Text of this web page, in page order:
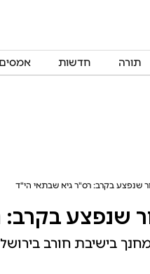
תורה חדשות
שנפצע בקרב: רס"ר גיא שבתאי הי"ד
שנפצע
בישיבת חורב